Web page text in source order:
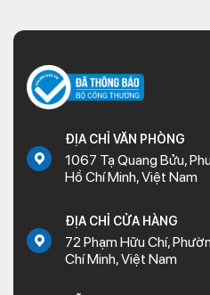
ĐỊA CHỈ VĂN PHÒNG
1067 Tạ Quang Bửu,
Hồ Chí Minh, Việt Nam
ĐỊA CHỈ CỬA HÀNG
72 Phạm Hữu Chí,
Chí Minh, Việt Nam